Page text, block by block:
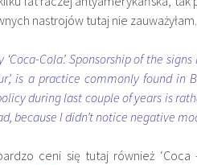
nastrojów tutaj nie zauważyłam.
Cola’. Sponsorship of the
is a practice commonly found in
during last couple of years is
because I didn’t notice negative
ceni się tutaj również ‘Coca